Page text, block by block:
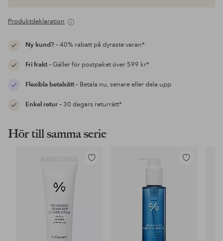
Produktdeklaration
Ny kund?– 40% rabatt på dyraste varan*
Fri frakt– Gäller för postpaket över 599 kr*
Flexibla betalsätt– Betala nu, senare eller dela upp
Enkel retur– 30 dagars returrätt*
Hör till samma serie
Lägg
Lägg